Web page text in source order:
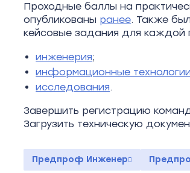
Проходные баллы на
опубликованы ранее. Также
кейсовые задания для каждой
инженерия;
информационные технологии
исследования.
Завершить регистрацию
Загрузить техническую
Предпроф Инженер